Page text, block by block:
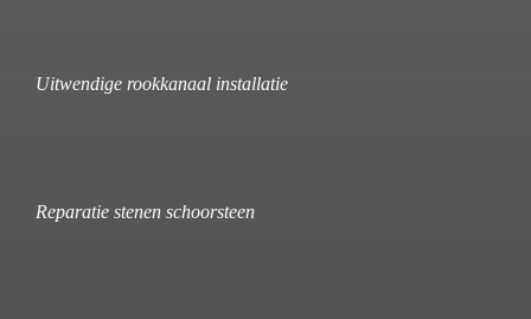
Uitwendige rookkanaal installatie
Reparatie stenen schoorsteen